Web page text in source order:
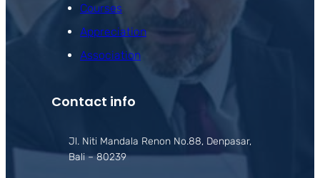
Courses
Appreciation
Association
Contact info
Jl. Niti Mandala Renon No.88, Denpasar,
Bali – 80239